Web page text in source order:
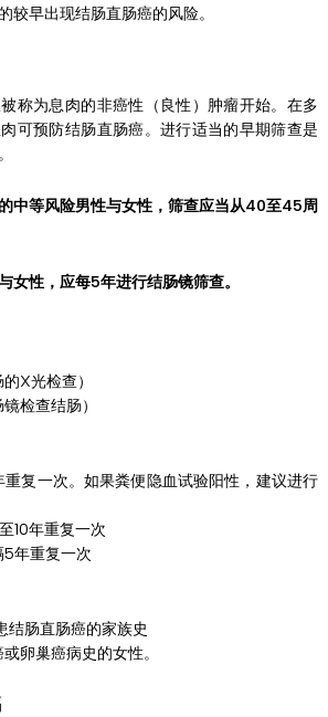
较早出现结肠直肠癌的风险。
称为息肉的非癌性（良性）肿瘤开始。在多
可预防结肠直肠癌。进行适当的早期筛查是
中等风险男性与女性，筛查应当从40至45周
女性，应每5年进行结肠镜筛查。
X光检查）
检查结肠）
复一次。如果粪便隐血试验阳性，建议进行
10年重复一次
年重复一次
结肠直肠癌的家族史
卵巢癌病史的女性。